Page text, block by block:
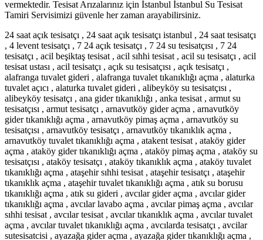
vermektedir. Tesisat Arızalarınız için İstanbul İstanbul Su Tesisat
Tamiri Servisimizi güvenle her zaman arayabilirsiniz.
24 saat açık tesisatçı , 24 saat açık tesisatçı istanbul , 24 saat tesisatçı , 4 levent tesisatçı , 7 24 açık tesisatçı , 7 24 su tesisatçısı , 7 24 tesisatçı , acil beşiktaş tesisat , acil sıhhi tesisat , acil su tesisatçı , acil tesisat ustası , acil tesisatçı , açık su tesisatçısı , açık tesisatçı , alafranga tuvalet gideri , alafranga tuvalet tıkanıklığı açma , alaturka tuvalet açıcı , alaturka tuvalet gideri , alibeyköy su tesisatçısı , alibeyköy tesisatçı , ana gider tıkanıklığı , anka tesisat , armut su tesisatçısı , armut tesisatçı , arnavutköy gider açma , arnavutköy gider tıkanıklığı açma , arnavutköy pimaş açma , arnavutköy su tesisatçısı , arnavutköy tesisatçı , arnavutköy tıkanıklık açma , arnavutköy tuvalet tıkanıklığı açma , atakent tesisat , ataköy gider açma , ataköy gider tıkanıklığı açma , ataköy pimaş açma , ataköy su tesisatçısı , ataköy tesisatçı , ataköy tıkanıklık açma , ataköy tuvalet tıkanıklığı açma , ataşehir sıhhi tesisat , ataşehir tesisatçı , ataşehir tıkanıklık açma , ataşehir tuvalet tıkanıklığı açma , atık su borusu tıkanıklığı açma , atık su gideri , avcılar gider açma , avcılar gider tıkanıklığı açma , avcılar lavabo açma , avcılar pimaş açma , avcılar sıhhi tesisat , avcılar tesisat , avcılar tıkanıklık açma , avcılar tuvalet açma , avcılar tuvalet tıkanıklığı açma , avcılarda tesisatçı , avcilar sutesisatcisi , ayazağa gider açma , ayazağa gider tıkanıklığı açma , ayazağa pimaş açma , ayazağa tıkanıklık açma , ayazağa tuvalet tıkanıklığı açma , bağcılar da su tesisatçısı , bağcılar gider açma , bağcılar gider tıkanıklığı açma , bağcılar pimaş açma , bağcılar su tesisatçı , bağcılar tıkanıklık açma , bağcılar tuvalet açma , bağcılar tuvalet tıkanıklığı açma , bağcılarda tesisatçı , bahçelievler gider açma , bahçelievler gider tıkanıklığı açma , bahçelievler lavabo açma , bahçelievler pimaş açma , bahçelievler sıhhi tesisatçı , bahçelievler su tesisatçısı , bahçelievler tesisatçı , bahçelievler tıkanıklık açma , bahçelievler tuvalet açma , bahçelievler tuvalet tıkanıklığı açma , bahçelievler yayla tesisatçı , bahçeşehir tesisatçı , bakırköy gider açma , bakırköy gider tıkanıklığı açma , bakırköy lavabo açma , bakırköy pimaş açma , bakırköy su tesisat , bakırköy su tesisatçısı , bakırköy tıkanıklık açma , bakırköy tuvalet tıkanıklığı açma , balkon gideri açma , bana en yakın su tesisatçısı , banyo borusu tıkandı , banyo gider açma , banyo gider tesisatı , banyo gideri açma fiyat , banyo gideri temizleme , banyo gideri tıkalı , banyo gideri tıkandı , banyo gideri tıkanıklığı , banyo gideri tıkanıklığı açma , banyo gideri tıkanması , banyo giderini açma , banyo giderini açmak için , banyo giderinin tıkanması , banyo su gideri tıkandı , banyo su tesisatı , banyo tıkandı , banyo tıkanıklığı , banyo tıkanıklığı açma , banyo tıkanıklığı nasıl açılır , banyo tıkanıklık açma , banyo tuvalet tıkanıklığı açma , başakşehir gider açma , başakşehir gider tıkanıklığı açma , başakşehir lavabo açma , başakşehir pimaş açma , başakşehir su tesisatçısı , başakşehir tesisatçı , başakşehir tıkanıklık açma , başakşehir tuvalet açma , başakşehir tuvalet tıkanıklığı açma , bayrampaşa gider açma , bayrampaşa gider tıkanıklığı açma , bayrampaşa pimaş açma , bayrampaşa su tesisatçısı , bayrampaşa tıkanıklık açma , bayrampaşa tuvalet açma , bayrampaşa tuvalet tıkanıklığı açma , bebek su tesisatçısı , bebek tesisatçı , belediye tuvalet açma , belediye tuvalet tıkanıklığı açma , beşiktaş gider açma , beşiktaş gider tıkanıklığı açma , beşiktaş lavabo açma , beşiktaş pimaş açma , beşiktaş su tesisatçısı , beşiktaş tesisat , beşiktaş tıkanıklık açma , beşiktaş tuvalet açma , beşiktaş tuvalet tıkanıklığı açma , beyazıt gider açma , beyazıt gider tıkanıklığı açma , beyazıt pimaş açma , beyazıt tıkanıklık açma , beyazıt tuvalet tıkanıklığı açma , beylerbeyi tesisatçı , beylikduzu su tesisatci , beylikdüzü gider açma , beylikdüzü gider tıkanıklığı açma , beylikdüzü pimaş açma , beylikdüzü su tesisatçısı , beylikdüzü tesisatçı , beylikdüzü tıkanıklık açma , beylikdüzü tuvalet tıkanıklığı açma , beyoğlu gider açma , beyoğlu gider tıkanıklığı açma , beyoğlu pimaş açma , beyoğlu tesisatçı , beyoğlu tıkanıklık açma , beyoğlu tuvalet tıkanıklığı açma , bina gideri açma , bokla tıkanan tuvalet nasıl açılır , boru açma , boru tıkanıklığı , boru tıkanıklığı açma , boru tıkanması , bostancı tesisatçı , bostancı tıkanıklık açma , bulaşık makinesi gider tıkanıklığı , büyükçekmece gider açma , büyükçekmece gider tıkanıklığı açma , büyükçekmece pimaş açma , büyükçekmece tesisatçı , büyükçekmece tıkanıklık açma , büyükçekmece tuvalet tıkanıklığı açma , cennet mahallesi tesisatçı , cevizli su tesisatçısı , cihazlı su tesisatçısı , cihazlı tesisatçı , çağlayan gider açma , çağlayan gider tıkanıklığı açma , çağlayan pimaş açma , çağlayan tıkanıklık açma , çağlayan tuvalet tıkanıklığı açma , çatalca gider açma , çatalca gider tıkanıklığı açma , çatalca pimaş açma , çatalca tıkanıklık açma , çatalca tuvalet tıkanıklığı açma , çeliktepe gider açma , çeliktepe gider tıkanıklığı açma , çeliktepe pimaş açma , çeliktepe tıkanıklık açma , çeliktepe tuvalet tıkanıklığı açma , dudullu tesisatçı , eminönü gider açma , eminönü gider tıkanıklığı açma , eminönü pimaş açma , eminönü tıkanıklık açma , eminönü tuvalet tıkanıklığı açma , en iyi su tesisatçısı , en iyi tesisat , en yakın sıhhi tesisat , en yakın su tesisatçısı , en yakın sucu su tesisatçısı , en yakın tesisatçı , erenköy tesisatçı , esatpaşa su tesisatçısı , esenevler su tesisatçısı , esenkent tesisatçı , esenler atışalanı su tesisatçısı , esenler de su tesisatçısı , esenler gider açma , esenler gider tıkanıklığı açma , esenler lavabo açma , esenler pimaş açma , esenler su tesisatçısı , esenler tesisat , esenler tıkanıklık açma , esenler tuvalet açma , esenler tuvalet tıkanıklığı açma , esentepe su tesisatçısı , esenyalı tesisatçı , esenyurt gider açma , esenyurt gider tıkanıklığı açma , esenyurt kanal açma , esenyurt pimaş açma , esenyurt su tesisat , esenyurt su tesisatçısı , esenyurt tıkanıklık açma , esenyurt tuvalet açma , esenyurt tuvalet tıkanıklığı açma , etiler gider açma , etiler gider tıkanıklığı açma , etiler pimaş açma , etiler tesisatçı , etiler tıkanıklık açma , etiler tuvalet tıkanıklığı açma , ev pis su tesisatı döşeme , evde gider açma , evde kanalizasyon tıkanıklığı , evde lavabo acma , evde lavabo açma , evde tıkalı klozet nasıl açılır , evde tıkanan tuvalet nasıl açılır , evde tuvalet tıkanıklığı açma , eve gelen su tamircisi , eve gelen tesisatci , eve gelen tesisatçı , evin gideri tıkandı , evinizin tesisatçısı , eyüp gider açma , eyüp gider tıkanıklığı açma , eyüp pimaş açma , eyüp tesisatçı , eyüp tıkanıklık açma , eyüp tuvalet açma , eyüp tuvalet tıkanıklığı açma , eyüpsultan gider açma , eyüpsultan gider tıkanıklığı açma , eyüpsultan pimaş açma , eyüpsultan tıkanıklık açma , eyüpsultan tuvalet tıkanıklığı açma , fatih gider açma , fatih gider tıkanıklığı açma , fatih pimaş açma , fatih su tesisatçısı , fatih tesisat , fatih tıkanıklık açma , fatih tuvalet tıkanıklığı açma , fındıklı tesisatçı , florya tesisatçı , fulya gider açma , fulya gider tıkanıklığı açma , fulya pimaş açma , fulya su tesisatçısı , fulya tesisatçı , fulya tıkanıklık açma , fulya tuvalet tıkanıklığı açma , garantili tıkanıklık açma , gayrettepe gider açma , gayrettepe gider tıkanıklığı açma , gayrettepe pimaş açma , gayrettepe tıkanıklık açma , gayrettepe tuvalet tıkanıklığı açma , gaziosmanpaşa gider tıkanıklığı açma , gaziosmanpaşa pimaş açma , gaziosmanpaşa tıkanıklık açma , gider acma , gider açma , gider açma arnavutköy , gider açma ataköy , gider açma avcılar , gider açma ayazağa , gider açma bağcılar , gider açma bahçelievler , gider açma bakırköy , gider açma başakşehir , gider açma bayrampaşa , gider açma beşiktaş , gider açma beyazıt , gider açma beylikdüzü , gider açma beyoğlu , gider açma büyükçekmece , gider açma çağlayan , gider açma çatalca , gider açma çeliktepe , gider açma eminönü , gider açma esenler , gider açma esenyurt , gider açma etiler , gider açma eyüp , gider açma eyüpsultan , gider açma fatih , gider açma fulya , gider açma gayrettepe , gider açma gaziosmanpaşa , gider açma gop , gider açma göktürk , gider açma gültepe , gider açma gümüşyaka , gider açma güngören , gider açma halaskargazi , gider açma halıcıoğlu , gider açma halkalı , gider açma hamidiye , gider açma harbiye , gider açma kağıthane , gider açma karagümrük , gider açma kocamustafapaşa , gider açma kumburgaz , gider açma küçükçekmece , gider açma maslak , gider açma mecidiyeköy , gider açma nurtepe , gider açma ortaköy , gider açma piyalepaşa , gider açma sarıyer , gider açma servisi , gider açma seyrantepe , gider açma silivri , gider açma silivrikapı , gider açma sultangazi , gider açma şirinevler , gider açma şişli , gider açma taksim , gider açma teşvikiye , gider açma topkapı , gider açma ulus , gider açma ücreti , gider açma yenibosna , gider açma zekeriyaköy , gider açma zeytinburnu , gider borusu açma , gider borusu temizleme , gider borusu tıkandı , gider borusu tıkanıklığı açma , gider borusu tikanmasi , gider temizleme , gider tesisatı , gider tıkandı , gider tıkanıklığı , gider tıkanıklığı açma , gider tıkanıklığı açma arnavutköy , gider tıkanıklığı açma ataköy , gider tıkanıklığı açma avcılar , gider tıkanıklığı açma ayazağa , gider tıkanıklığı açma bağcılar , gider tıkanıklığı açma bahçelievler , gider tıkanıklığı açma bakırköy , gider tıkanıklığı açma başakşehir , gider tıkanıklığı açma bayrampaşa , gider tıkanıklığı açma beşiktaş , gider tıkanıklığı açma beyazıt , gider tıkanıklığı açma beylikdüzü , gider tıkanıklığı açma beyoğlu , gider tıkanıklığı açma büyükçekmece , gider tıkanıklığı açma çağlayan , gider tıkanıklığı açma çatalca , gider tıkanıklığı açma çeliktepe , gider tıkanıklığı açma eminönü , gider tıkanıklığı açma esenler , gider tıkanıklığı açma esenyurt , gider tıkanıklığı açma etiler , gider tıkanıklığı açma eyüp , gider tıkanıklığı açma eyüpsultan , gider tıkanık